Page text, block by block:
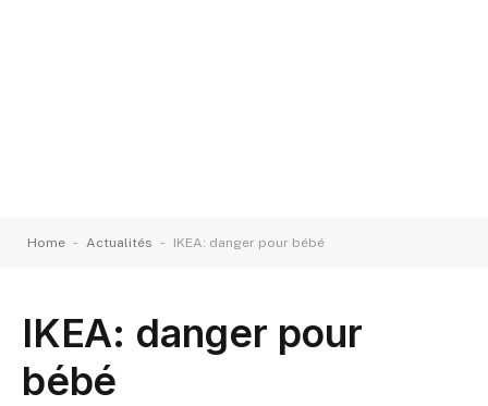
Home - Actualités - IKEA: danger pour bébé
IKEA: danger pour
bébé